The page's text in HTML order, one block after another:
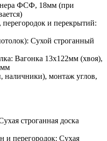
ФСФ, 18мм (при
перегородок и перекрытий:
Сухой строганный
Вагонка 13х122мм (хвоя),
наличники), монтаж углов,
строганная доска
и перегородок: Сухая